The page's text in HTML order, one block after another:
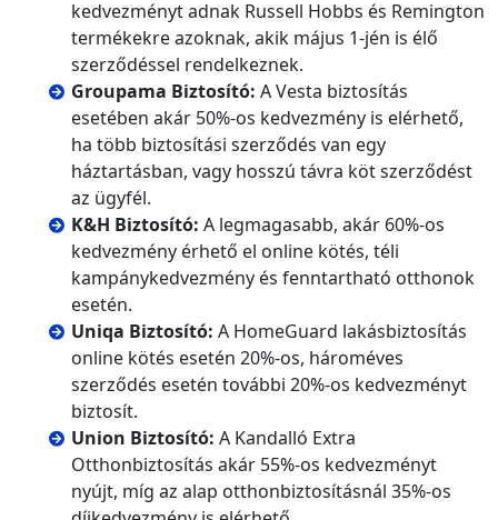
kedvezményt adnak Russell Hobbs és Remington
termékekre azoknak, akik május 1-jén is élő
szerződéssel rendelkeznek.
Groupama Biztosító: A Vesta biztosítás
esetében akár 50%-os kedvezmény is elérhető,
ha több biztosítási szerződés van egy
háztartásban, vagy hosszú távra köt szerződést
az ügyfél.
K&H Biztosító: A legmagasabb, akár 60%-os
kedvezmény érhető el online kötés, téli
kampánykedvezmény és fenntartható otthonok
esetén.
Uniqa Biztosító: A HomeGuard lakásbiztosítás
online kötés esetén 20%-os, hároméves
szerződés esetén további 20%-os kedvezményt
biztosít.
Union Biztosító: A Kandalló Extra
Otthonbiztosítás akár 55%-os kedvezményt
nyújt, míg az alap otthonbiztosításnál 35%-os